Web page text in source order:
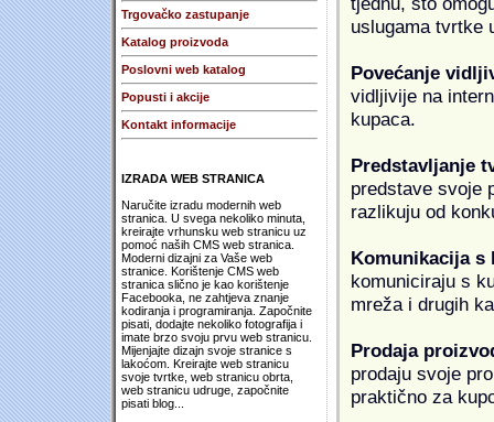
Trgovačko zastupanje
Katalog proizvoda
Poslovni web katalog
Popusti i akcije
Kontakt informacije
IZRADA WEB STRANICA
Naručite izradu modernih web
stranica. U svega nekoliko minuta,
kreirajte vrhunsku web stranicu uz
pomoć naših CMS web stranica.
Moderni dizajni za Vaše web
stranice. Korištenje CMS web
stranica slično je kao korištenje
Facebooka, ne zahtjeva znanje
kodiranja i programiranja. Započnite
pisati, dodajte nekoliko fotografija i
imate brzo svoju prvu web stranicu.
Mijenjajte dizajn svoje stranice s
lakoćom. Kreirajte web stranicu
svoje tvrtke, web stranicu obrta,
web stranicu udruge, započnite
pisati blog...
uslugama tvrtke
Povećanje
vidljivije na
kupaca.
Predstavljanje
predstave svoje
razlikuju od
Komunikacija s
komuniciraju s
mreža i drugih
Prodaja
prodaju svoje
praktično za